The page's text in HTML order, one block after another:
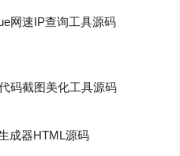
网速IP查询工具源码
码截图美化工具源码
成器HTML源码